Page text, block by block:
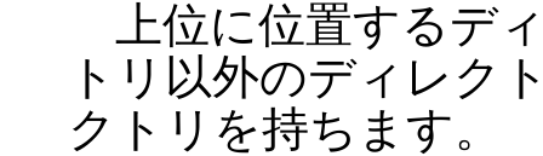
上位に位置するデ
トリ以外のディレク
クトリを持ちます。